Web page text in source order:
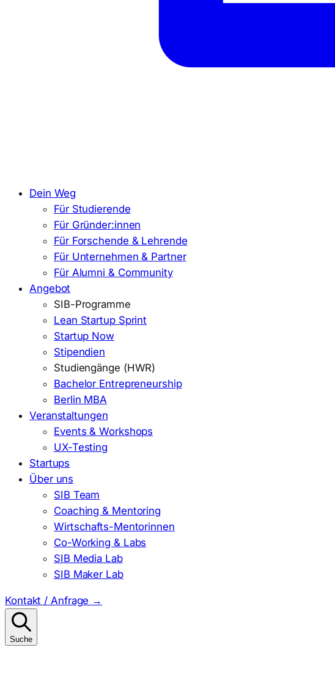
Dein Weg
Für Studierende
Für Gründer:innen
Für Forschende & Lehrende
Für Unternehmen & Partner
Für Alumni & Community
Angebot
SIB-Programme
Lean Startup Sprint
Startup Now
Stipendien
Studiengänge (HWR)
Bachelor Entrepreneurship
Berlin MBA
Veranstaltungen
Events & Workshops
UX-Testing
Startups
Über uns
SIB Team
Coaching & Mentoring
Wirtschafts-Mentorinnen
Co-Working & Labs
SIB Media Lab
SIB Maker Lab
Kontakt / Anfrage →
Suche